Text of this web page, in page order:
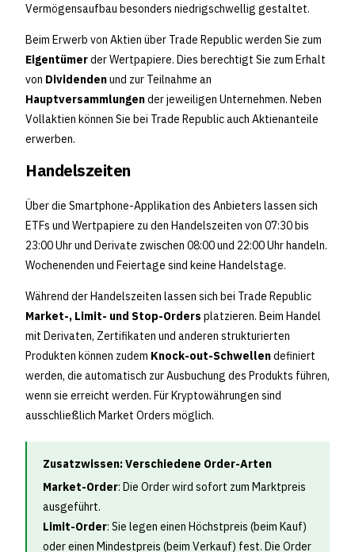
Vermögensaufbau besonders niedrigschwellig gestaltet. ​
Beim Erwerb von Aktien über Trade Republic werden Sie zum
Eigentümerder Wertpapiere. Dies berechtigt Sie zum Erhalt
von Dividendenund zur Teilnahme an
Hauptversammlungender jeweiligen Unternehmen. Neben
Vollaktien können Sie bei Trade Republic auch Aktienanteile
erwerben.
Handelszeiten
Über die Smartphone-Applikation des Anbieters lassen sich
ETFs und Wertpapiere zu den Handelszeiten von 07:30 bis
23:00 Uhr und Derivate zwischen 08:00 und 22:00 Uhr handeln.
Wochenenden und Feiertage sind keine Handelstage.
Während der Handelszeiten lassen sich bei Trade Republic
Market-, Limit- und Stop-Orders platzieren. Beim Handel
mit Derivaten, Zertifikaten und anderen strukturierten
Produkten können zudem Knock-out-Schwellendefiniert
werden, die automatisch zur Ausbuchung des Produkts führen,
wenn sie erreicht werden. Für Kryptowährungen sind
ausschließlich Market Orders möglich.
Zusatzwissen: Verschiedene Order-Arten
Market-Order: Die Order wird sofort zum Marktpreis
ausgeführt.
Limit-Order: Sie legen einen Höchstpreis (beim Kauf)
oder einen Mindestpreis (beim Verkauf) fest. Die Order